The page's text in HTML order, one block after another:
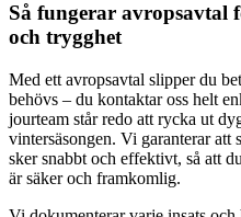
Så fungerar avropsavtal
och trygghet
Med ett avropsavtal slipper du
behövs – du kontaktar oss helt
jourteam står redo att rycka ut
vintersäsongen. Vi garanterar
sker snabbt och effektivt, så att
är säker och framkomlig.